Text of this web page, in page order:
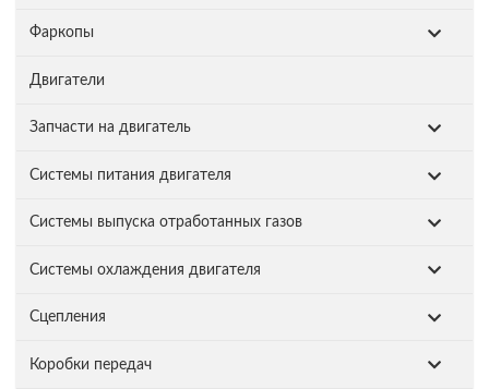
Фаркопы
Двигатели
Запчасти на двигатель
Системы питания двигателя
Системы выпуска отработанных газов
Системы охлаждения двигателя
Сцепления
Коробки передач